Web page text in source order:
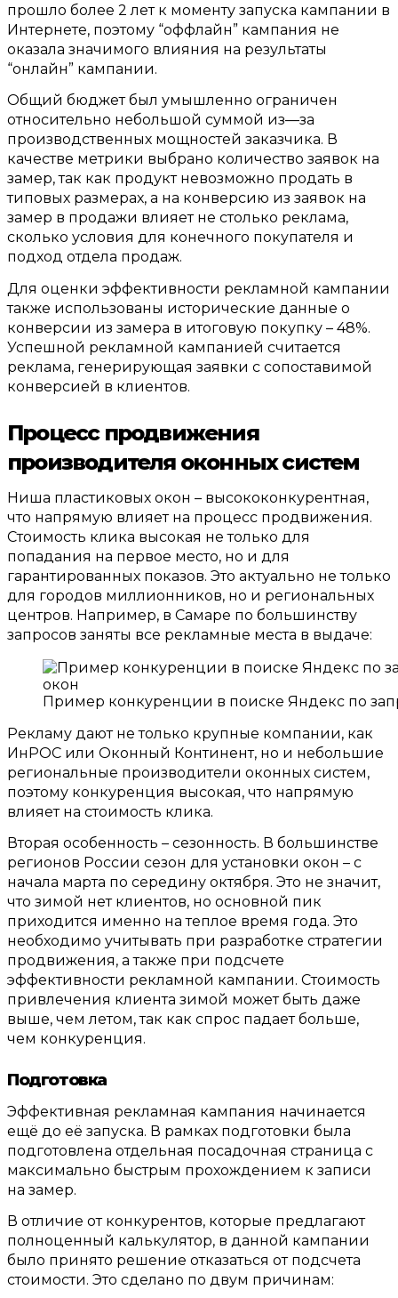
прошло более 2лет к моменту запуска кампании в
Интернете, поэтому “оффлайн” кампания не
оказала значимого влияния на результаты
“онлайн” кампании.
Общий бюджет был умышленно ограничен
относительно небольшой суммой из—за
производственных мощностей заказчика. В
качестве метрики выбрано количество заявок на
замер,так как продукт невозможно продать в
типовых размерах, а на конверсию из заявок на
замер в продажи влияет не столько реклама,
сколько условия для конечного покупателя и
подход отдела продаж.
Для оценки эффективности рекламной кампании
также использованы исторические данные о
конверсии из замера в итоговую покупку – 48%.
Успешной рекламной кампанией считается
реклама, генерирующая заявки с сопоставимой
конверсией в клиентов.
Процесс продвижения
производителя оконных систем
Ниша пластиковых окон – высококонкурентная,
что напрямую влияет на процесс продвижения.
Стоимость клика высокая не только для
попадания на первое место, но и для
гарантированных показов. Это актуально не только
для городов миллионников, но и региональных
центров. Например, в Самаре по большинству
запросов заняты все рекламные места в выдаче:
Пример конкуренции в поиске Яндекс по
Рекламу дают не только крупные компании, как
ИнРОС или Оконный Континент, но и небольшие
региональные производители оконных систем,
поэтому конкуренция высокая, что напрямую
влияет на стоимость клика.
Вторая особенность – сезонность. В большинстве
регионов России сезон для установки окон – с
начала марта по середину октября. Это не значит,
что зимой нет клиентов, но основной пик
приходится именно на теплое время года. Это
необходимо учитывать при разработке стратегии
продвижения, а также при подсчете
эффективности рекламной кампании. Стоимость
привлечения клиента зимой может быть даже
выше, чем летом,так как спрос падает больше,
чем конкуренция.
Подготовка
Эффективная рекламная кампания начинается
ещё до её запуска. В рамках подготовки была
подготовлена отдельная посадочная страница с
максимально быстрым прохождением к записи
на замер.
В отличие от конкурентов, которые предлагают
полноценный калькулятор, в данной кампании
было принято решение отказаться от подсчета
стоимости. Это сделано по двум причинам: